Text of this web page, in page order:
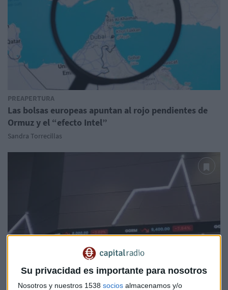
Su privacidad es importante para nosotros
Nosotros y nuestros 1538 socios almacenamos y/o
PREAPERTURA
Las bolsas europeas apuntan al rojo pendientes de
Ormuz y el “efecto Intel”
Sandra Torrecillas